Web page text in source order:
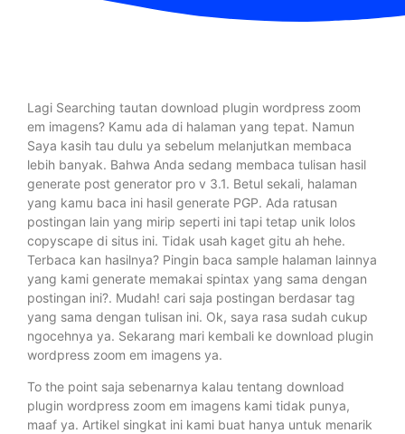
Lagi Searching tautan download plugin wordpress zoom
em imagens? Kamu ada di halaman yang tepat. Namun
Saya kasih tau dulu ya sebelum melanjutkan membaca
lebih banyak. Bahwa Anda sedang membaca tulisan hasil
generate post generator pro v 3.1. Betul sekali, halaman
yang kamu baca ini hasil generate PGP. Ada ratusan
postingan lain yang mirip seperti ini tapi tetap unik lolos
copyscape di situs ini. Tidak usah kaget gitu ah hehe.
Terbaca kan hasilnya? Pingin baca sample halaman lainnya
yang kami generate memakai spintax yang sama dengan
postingan ini?. Mudah! cari saja postingan berdasar tag
yang sama dengan tulisan ini. Ok, saya rasa sudah cukup
ngocehnya ya. Sekarang mari kembali ke download plugin
wordpress zoom em imagens ya.
To the point saja sebenarnya kalau tentang download
plugin wordpress zoom em imagens kami tidak punya,
maaf ya. Artikel singkat ini kami buat hanya untuk menarik